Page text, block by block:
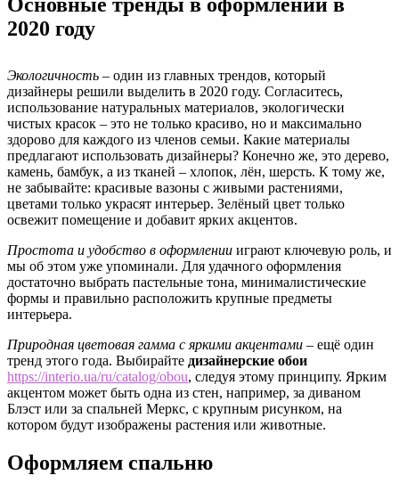
2020 году
Экологичность – один из главных трендов, который
дизайнеры решили выделить в 2020 году. Согласитесь,
использование натуральных материалов, экологически
чистых красок – это не только красиво, но и максимально
здорово для каждого из членов семьи. Какие материалы
предлагают использовать дизайнеры? Конечно же, это дерево,
камень, бамбук, а из тканей – хлопок, лён, шерсть. К тому же,
не забывайте: красивые вазоны с живыми растениями,
цветами только украсят интерьер. Зелёный цвет только
освежит помещение и добавит ярких акцентов.
Простота и удобство в оформлении играют ключевую роль, и
мы об этом уже упоминали. Для удачного оформления
достаточно выбрать пастельные тона, минималистические
формы и правильно расположить крупные предметы
интерьера.
Природная цветовая гамма с яркими акцентами – ещё один
тренд этого года. Выбирайте дизайнерские обои
https://interio.ua/ru/catalog/obou, следуя этому принципу. Ярким
акцентом может быть одна из стен, например, за диваном
Блэст или за спальней Меркс, с крупным рисунком, на
котором будут изображены растения или животные.
Оформляем спальню